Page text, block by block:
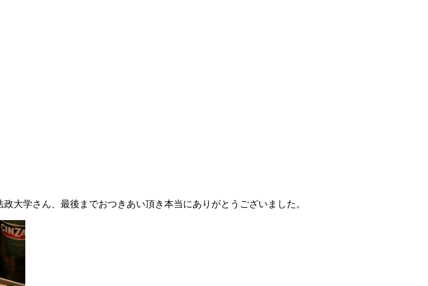
大学さん、最後までおつきあい頂き本当にありがとうございました。